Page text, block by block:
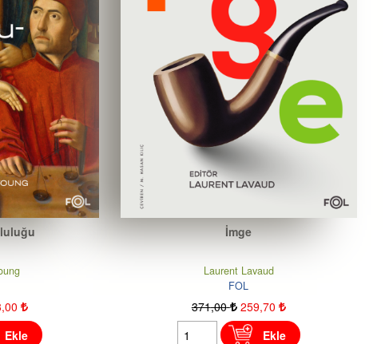
,00
Ekle
İmge
Laurent Lavaud
FOL
371,00 259,70
Ekle